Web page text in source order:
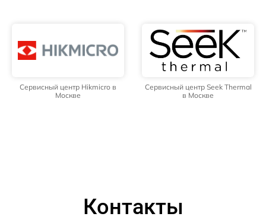
Сервисный центр Hikmicro в
Москве
Сервисный центр Seek Thermal
в Москве
Контакты